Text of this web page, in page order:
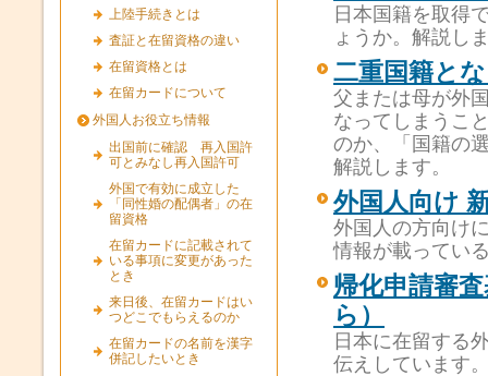
日本国籍を取得
ょうか。解説し
二重国籍と
父または母が外
なってしまうこ
のか、「国籍の
解説します。
外国人向け
外国人の方向け
情報が載ってい
帰化申請審
ら）
日本に在留する
伝えしています
上陸手続きとは
査証と在留資格の違い
在留資格とは
在留カードについて
外国人お役立ち情報
出国前に確認 再入国許
可とみなし再入国許可
外国で有効に成立した
「同性婚の配偶者」の在
留資格
在留カードに記載されて
いる事項に変更があった
とき
来日後、在留カードはい
つどこでもらえるのか
在留カードの名前を漢字
併記したいとき